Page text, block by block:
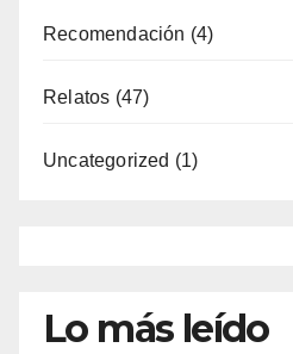
Recomendación (4)
Relatos (47)
Uncategorized (1)
Lo más leído